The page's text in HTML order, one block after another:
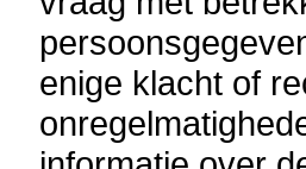
enige klacht of